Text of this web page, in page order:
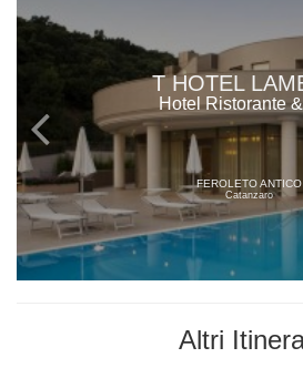
T HOTEL
Hotel Ristorante
FEROLETO ANTICO
Catanzaro
Altri